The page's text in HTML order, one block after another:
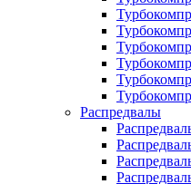
Распредвалы